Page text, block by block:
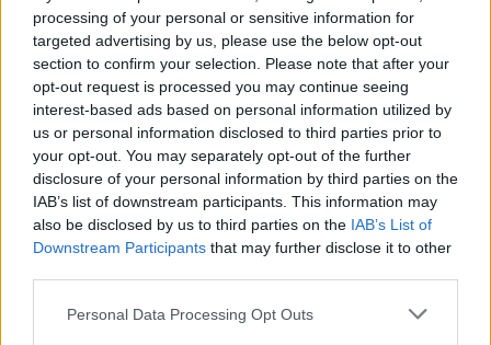
processing of your personal or sensitive information for
targeted advertising by us, please use the below opt-out
section to confirm your selection. Please note that after your
opt-out request is processed you may continue seeing
interest-based ads based on personal information utilized by
us or personal information disclosed to third parties prior to
your opt-out. You may separately opt-out of the further
disclosure of your personal information by third parties on the
IAB’s list of downstream participants. This information may
also be disclosed by us to third parties on the IAB’s List of
Downstream Participants that may further disclose it to other
Please note that this website/app uses one or more Google
Personal Data Processing Opt Outs
εννοώντας την δήθεν «ανοχή» που επιδεικνύουν
στην «χρήση» των S-300 από την Ελλάδα)».